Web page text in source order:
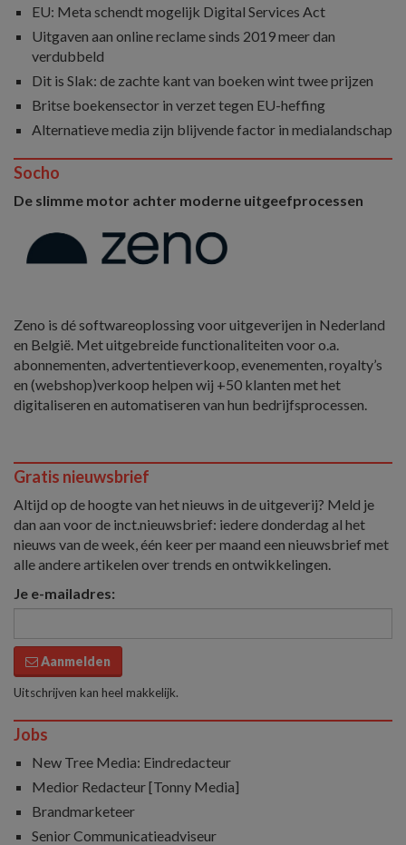
EU: Meta schendt mogelijk Digital Services Act
Uitgaven aan online reclame sinds 2019 meer dan
verdubbeld
Dit is Slak: de zachte kant van boeken wint twee prijzen
Britse boekensector in verzet tegen EU-heffing
Alternatieve media zijn blijvende factor in medialandschap
Socho
De slimme motor achter moderne uitgeefprocessen
Zeno is dé softwareoplossing voor uitgeverijen in Nederland
en België. Met uitgebreide functionaliteiten voor o.a.
abonnementen, advertentieverkoop, evenementen, royalty’s
en (webshop)verkoop helpen wij +50 klanten met het
digitaliseren en automatiseren van hun bedrijfsprocessen.
Gratis nieuwsbrief
Altijd op de hoogte van het nieuws in de uitgeverij? Meld je
dan aan voor de inct.nieuwsbrief: iedere donderdag al het
nieuws van de week, één keer per maand een nieuwsbrief met
alle andere artikelen over trends en ontwikkelingen.
Je e-mailadres:
Aanmelden
Uitschrijven kan heel makkelijk.
Jobs
New Tree Media: Eindredacteur
Medior Redacteur [Tonny Media]
Brandmarketeer
Senior Communicatieadviseur